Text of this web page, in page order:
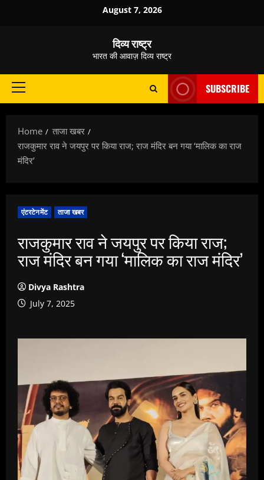
August 7, 2026
दिव्य राष्ट्र
भारत की आवाज़ दिव्य राष्ट्र
Primary
SUBSCRIBE
Home
ताजा खबर
राजकुमार राव ने जयपुर पर किया राज; राज मंदिर बन गया ‘मालिक का राज
मंदिर’
एंटरटेनमेंट ताजा खबर
राजकुमार राव ने जयपुर पर किया राज;
राज मंदिर बन गया ‘मालिक का राज मंदिर’
Divya Rashtra
July 7, 2025